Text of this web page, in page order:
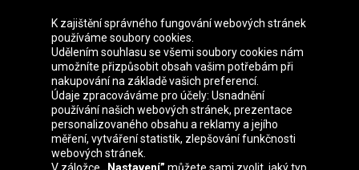
Skupina Oponeo
Belgique Deutschland Éire España
K zajištění správného fungování webových stránek
používáme soubory cookies.
Udělením souhlasu se všemi soubory cookies nám
umožníte přizpůsobit obsah vašim potřebám při
nakupování na základě vašich preferencí.
Údaje zpracováváme pro účely: Usnadnění
používání našich webových stránek, prezentace
personalizovaného obsahu a reklamy a jejího
měření, vytváření statistik, zlepšování funkčnosti
webových stránek.